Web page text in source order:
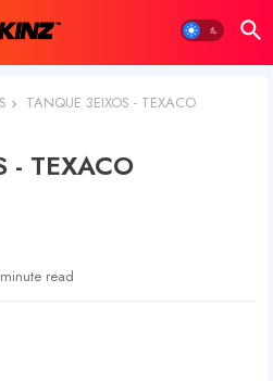
TANQUE 3EIXOS - TEXACO
- TEXACO
read